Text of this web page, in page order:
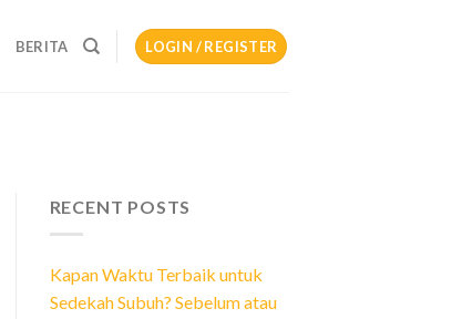
BERITA LOGIN / REGISTER
RECENT POSTS
Kapan Waktu Terbaik untuk
Sedekah Subuh? Sebelum atau